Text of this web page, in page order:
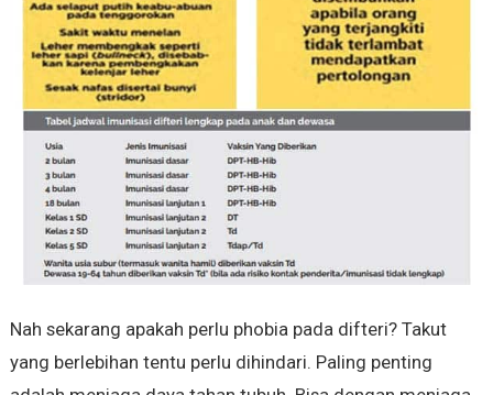
Nah sekarang apakah perlu phobia pada difteri? Takut
yang berlebihan tentu perlu dihindari. Paling penting